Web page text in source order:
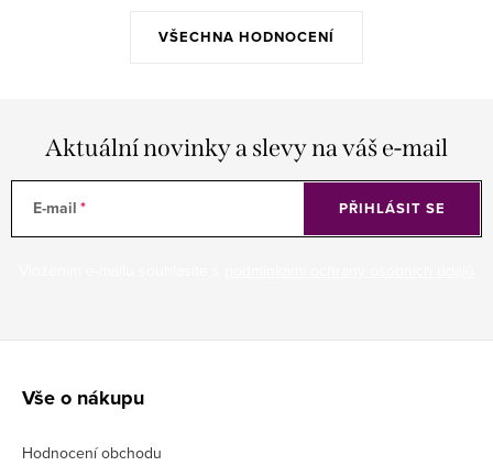
VŠECHNA HODNOCENÍ
Aktuální novinky a slevy na váš e-mail
E-mail PŘIHLÁSIT SE
Vše o nákupu
Hodnocení obchodu